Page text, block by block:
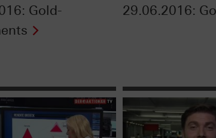
Gold-
29.06.2016: